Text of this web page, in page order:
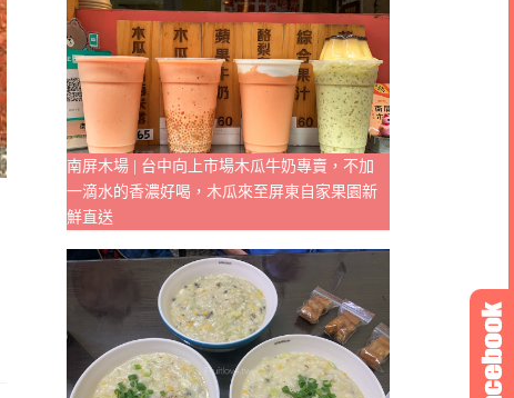
南屏木場 | 台中向上市場木瓜牛奶專賣，不加
一滴水的香濃好喝，木瓜來至屏東自家果園新
鮮直送